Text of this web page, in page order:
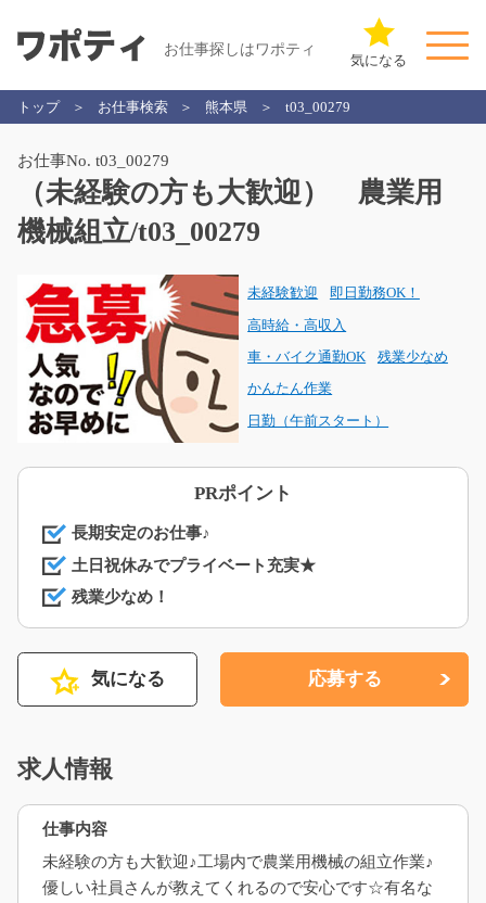
お仕事探しはワポティ
気になる
トップ お仕事検索 熊本県 t03_00279
お仕事No. t03_00279
（未経験の方も大歓迎） 農業用
機械組立/t03_00279
未経験歓迎 即日勤務OK！
高時給・高収入
車・バイク通勤OK 残業少なめ
かんたん作業
日勤（午前スタート）
PRポイント
長期安定のお仕事♪
土日祝休みでプライベート充実★
残業少なめ！
気になる 応募する
求人情報
仕事内容
未経験の方も大歓迎♪工場内で農業用機械の組立作業♪
優しい社員さんが教えてくれるので安心です☆有名な